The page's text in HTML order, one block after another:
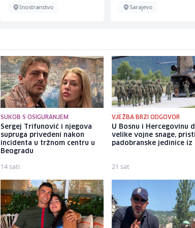
Inostranstvo Sarajevo
SUKOB S OSIGURANJEM
Sergej Trifunović i njegova
supruga privedeni nakon
incidenta u tržnom centru u
Beogradu
14 sati
VJEŽBA BRZI ODGOVOR
U Bosnu i Hercegovinu
velike vojne snage,
padobranske jedinice iz
21 sat